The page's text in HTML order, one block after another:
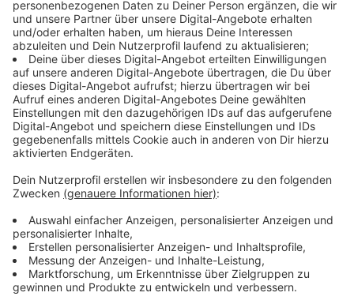
Greuner, Geschäftsführerin der IG Kö, im Interview
Gespräche mit fifty/fifty angekündigt: „Da kann jeder
seine Sicht der Dinge darlegen. Vielleicht kann man
dann auch einen Konsens finden und überlegen, wie
man gemeinsam gewisse Dinge angehen kann.“
Die Stadt bestätigt jedoch, dass bisher keine
Zusammenarbeit besteht und die IG Kö ihr Vorgehen
nicht mit der Stadt abgestimmt hat. Ruhiges Betteln
ist laut Straßenordnung in Düsseldorf erlaubt. Gegen
aggressives Betteln kann nur das Ordnungsamt
vorgehen.
Anzeige